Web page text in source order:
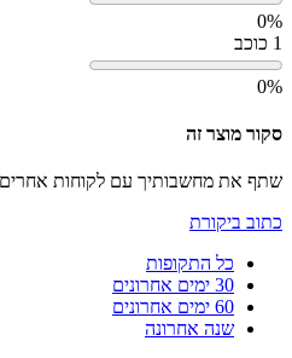
0%
1 כוכב
0%
סקור מוצר זה
שתף את מחשבותיך עם לקוחות אחרים
כתוב ביקורת
כל התקופות
30 ימים אחרונים
60 ימים אחרונים
שנה אחרונה